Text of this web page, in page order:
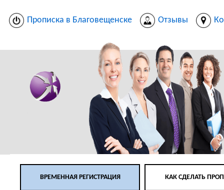
Прописка в Благовещенске Отзывы
ВРЕМЕННАЯ РЕГИСТРАЦИЯ КАК СДЕЛАТЬ